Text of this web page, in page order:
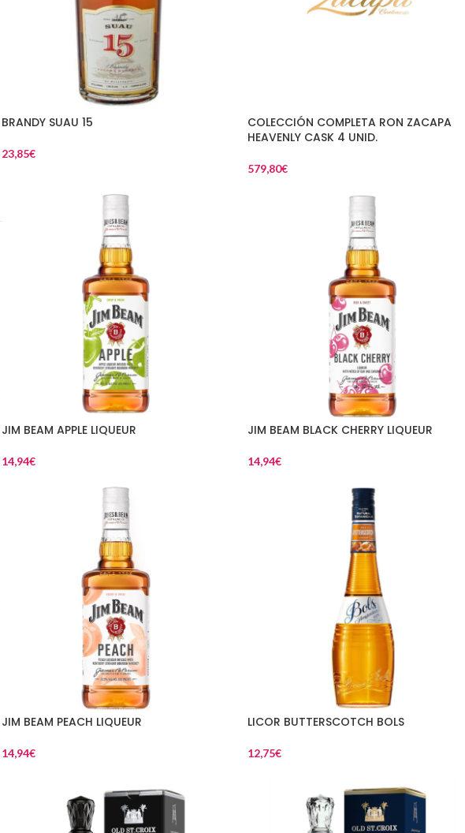
BRANDY SUAU 15
23,85€
COLECCIÓN COMPLETA RON ZACAPA
HEAVENLY CASK 4 UNID.
579,80€
JIM BEAM APPLE LIQUEUR
14,94€
JIM BEAM BLACK CHERRY LIQUEUR
14,94€
JIM BEAM PEACH LIQUEUR
14,94€
LICOR BUTTERSCOTCH BOLS
12,75€